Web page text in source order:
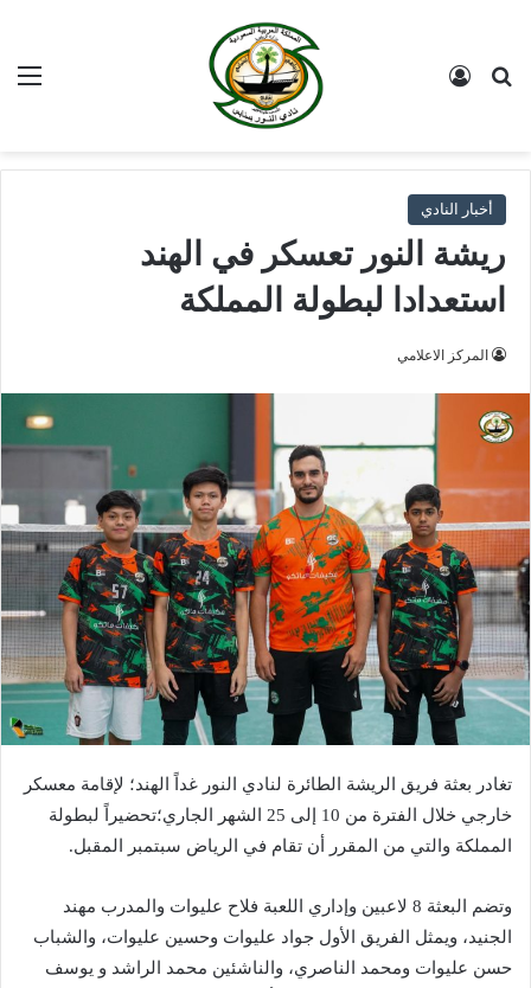
بحث عن
أخبار النادي
ريشة النور تعسكر في الهند
استعدادا لبطولة المملكة
المركز الاعلامي
تغادر بعثة فريق الريشة الطائرة لنادي النور غداً الهند؛ لإقامة معسكر
خارجي خلال الفترة من 10 إلى 25 الشهر الجاري؛تحضيراً لبطولة
المملكة والتي من المقرر أن تقام في الرياض سبتمبر المقبل.
وتضم البعثة 8 لاعبين وإداري اللعبة فلاح عليوات والمدرب مهند
الجنيد، ويمثل الفريق الأول جواد عليوات وحسين عليوات، والشباب
حسن عليوات ومحمد الناصري، والناشئين محمد الراشد و يوسف